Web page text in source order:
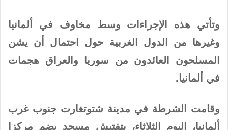
وتأتي هذه الإجراءات وسط مخاوف في ألمانيا
وغيرها من الدول الغربية حول احتمال أن يشن
المسلحون العائدون من سوريا والعراق هجمات
في ألمانيا.
وقامت الشرطة في مدينة شتوتغارت جنوب غرب
ألمانيا، اليوم الثلاثاء، بتفتيش مسجد يضم مركزا